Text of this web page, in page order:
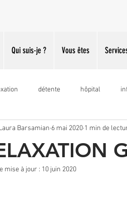
Qui suis-je ? Vous êtes
détente hôpital
gestion stress prise parole
Barsamian 6 mai 2020 1 min de
mise à jour : 10 juin 2020